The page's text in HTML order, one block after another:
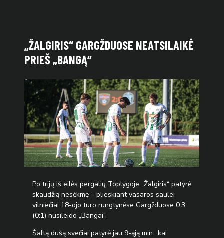
„ŽALGIRIS“ GARGŽDUOSE NEATSILAIKĖ
PRIEŠ „BANGĄ“
Po trijų iš eilės pergalių Toplygoje „Žalgiris“ patyrė
skaudžią nesėkmę – plieskiant vasaros saulei
vilniečiai 18-ojo turo rungtynėse Gargžduose 0:3
(0:1) nusileido „Bangai“.
Šaltą dušą svečiai patyrė jau 9-ąją min., kai